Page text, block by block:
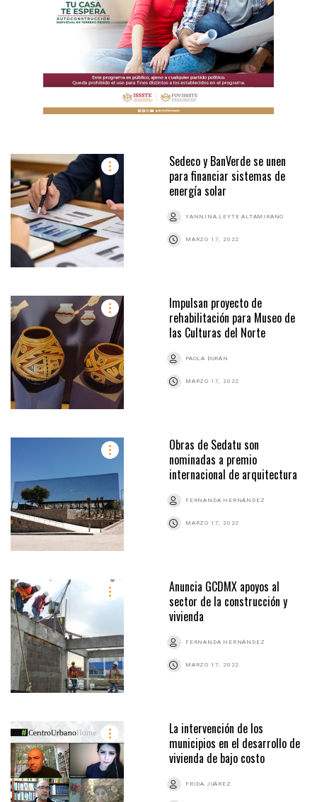
Sedeco y BanVerde se unen
para financiar sistemas de
energía solar
YANNINA LEYTE ALTAMIRANO
MARZO 17, 2022
Impulsan proyecto de
rehabilitación para Museo de
las Culturas del Norte
PAOLA DURÁN
MARZO 17, 2022
Obras de Sedatu son
nominadas a premio
internacional de arquitectura
FERNANDA HERNÁNDEZ
MARZO 17, 2022
Anuncia GCDMX apoyos al
sector de la construcción y
vivienda
FERNANDA HERNÁNDEZ
MARZO 17, 2022
La intervención de los
municipios en el desarrollo de
vivienda de bajo costo
FRIDA JUÁREZ